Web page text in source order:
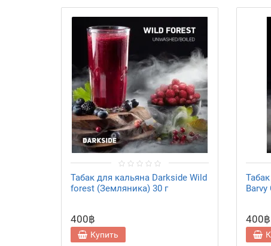
Табак для кальяна Darkside Wild
forest (Земляника) 30 г
400฿
Купить
Barvy
400฿